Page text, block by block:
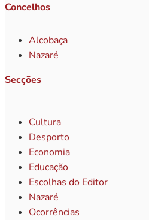
Concelhos
Alcobaça
Nazaré
Secções
Cultura
Desporto
Economia
Educação
Escolhas do Editor
Nazaré
Ocorrências